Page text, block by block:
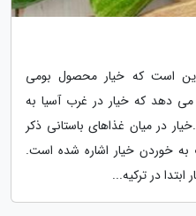
این است که خیار محصول بومی
دهد که خیار در غرب آسیا به
در میان غذاهای باستانی ذکر
خوردن خیار اشاره شده است.
در ترکیه...